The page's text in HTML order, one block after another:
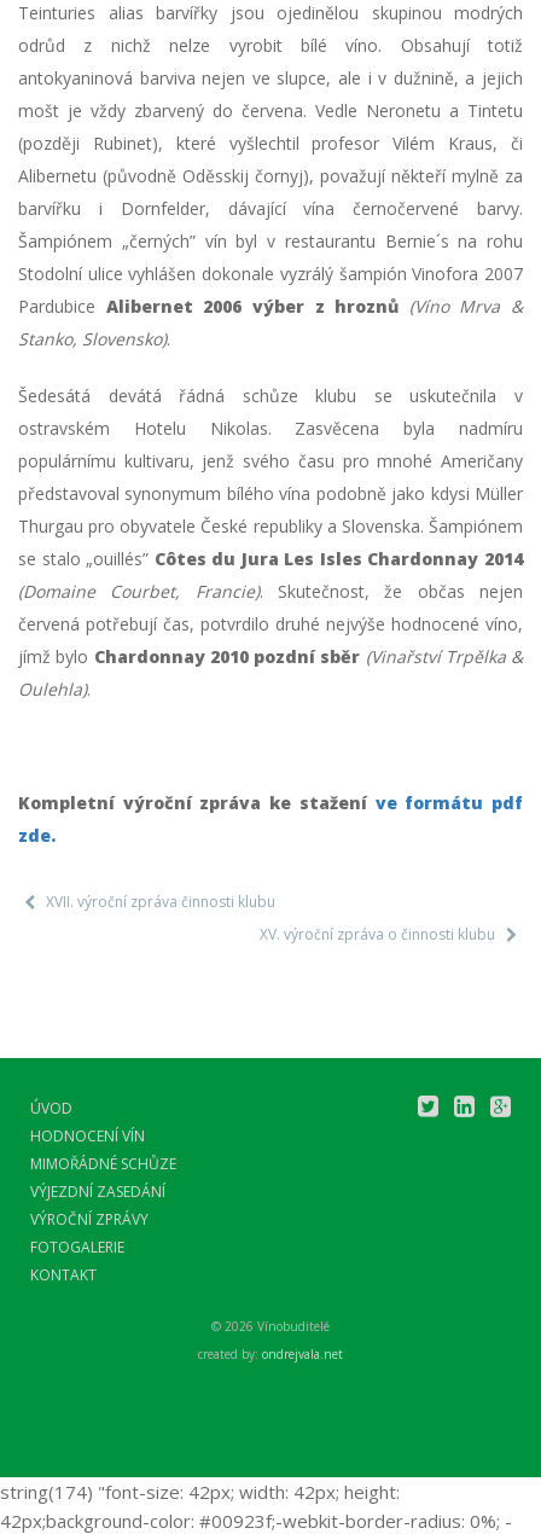
Teinturies alias barvířky jsou ojedinělou skupinou modrých
odrůd z nichž nelze vyrobit bílé víno. Obsahují totiž
antokyaninová barviva nejen ve slupce, ale i v dužnině, a jejich
mošt je vždy zbarvený do červena. Vedle Neronetu a Tintetu
(později Rubinet), které vyšlechtil profesor Vilém Kraus, či
Alibernetu (původně Oděsskij čornyj), považují někteří mylně za
barvířku i Dornfelder, dávající vína černočervené barvy.
Šampiónem „černých” vín byl v restaurantu Bernie´s na rohu
Stodolní ulice vyhlášen dokonale vyzrálý šampión Vinofora 2007
Pardubice Alibernet 2006 výber z hroznů (Víno Mrva &
Stanko, Slovensko).
Šedesátá devátá řádná schůze klubu se uskutečnila v
ostravském Hotelu Nikolas. Zasvěcena byla nadmíru
populárnímu kultivaru, jenž svého času pro mnohé Američany
představoval synonymum bílého vína podobně jako kdysi Müller
Thurgau pro obyvatele České republiky a Slovenska. Šampiónem
se stalo „ouillés” Côtes du Jura Les Isles Chardonnay 2014
(Domaine Courbet, Francie). Skutečnost, že občas nejen
červená potřebují čas, potvrdilo druhé nejvýše hodnocené víno,
jímž bylo Chardonnay 2010 pozdní sběr (Vinařství Trpělka &
Oulehla).
Kompletní výroční zpráva ke stažení ve formátu pdf
zde.
XVII. výroční zpráva činnosti klubu
XV. výroční zpráva o činnosti klubu
ÚVOD
HODNOCENÍ VÍN
MIMOŘÁDNÉ SCHŮZE
VÝJEZDNÍ ZASEDÁNÍ
VÝROČNÍ ZPRÁVY
FOTOGALERIE
KONTAKT
© 2026 Vínobuditelé
created by: ondrejvala.net
string(174) "font-size: 42px; width: 42px; height:
42px;background-color: #00923f;-webkit-border-radius: 0%; -